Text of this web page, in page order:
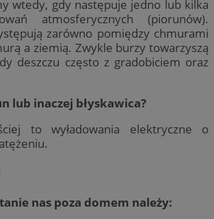
wtedy, gdy następuje jedno lub kilka
atmosferycznych (piorunów).
zarówno pomiędzy chmurami
a ziemią. Zwykle burzy towarzyszą
deszczu często z gradobiciem oraz
lub inaczej błyskawica?
to wyładowania elektryczne o
nas poza domem należy: